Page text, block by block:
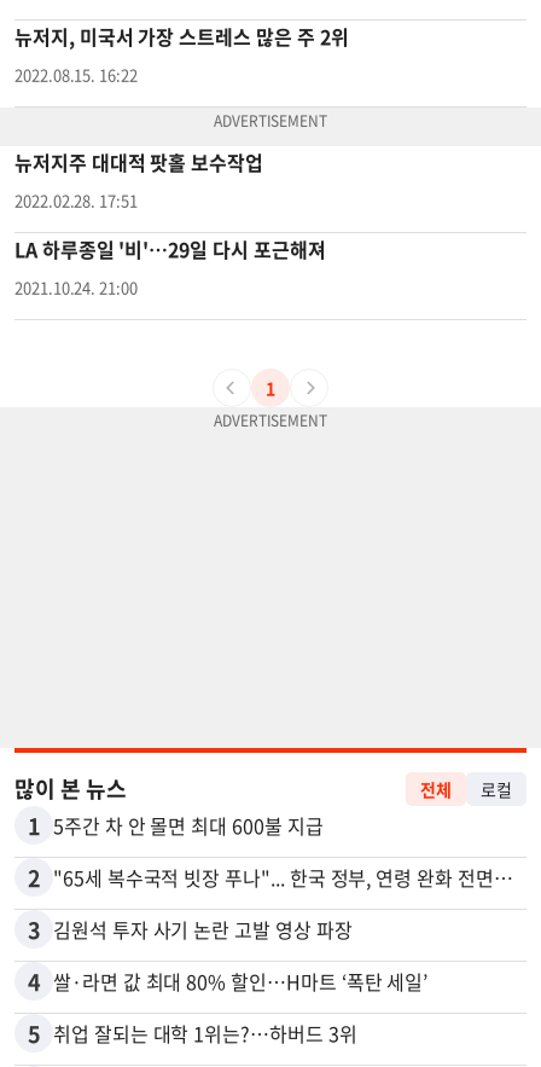
뉴저지, 미국서 가장 스트레스 많은 주 2위
2022.08.15. 16:22
뉴저지주 대대적 팟홀 보수작업
2022.02.28. 17:51
LA 하루종일 '비'…29일 다시 포근해져
2021.10.24. 21:00
1
많이 본 뉴스 전체 로컬
1 5주간 차 안 몰면 최대 600불 지급
2 "65세 복수국적 빗장 푸나"... 한국 정부, 연령 완화 전면 추진
3 김원석 투자 사기 논란 고발 영상 파장
4 쌀·라면 값 최대 80% 할인…H마트 ‘폭탄 세일’
5 취업 잘되는 대학 1위는?…하버드 3위